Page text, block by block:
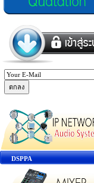
DSPPA